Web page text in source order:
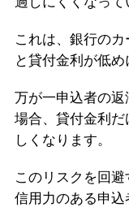
これは、銀行の
と貸付金利が低め
万が一申込者の
場合、貸付金利
しくなります。
このリスクを回
信用力のある申